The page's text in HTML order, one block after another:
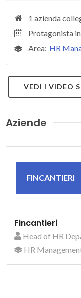
1 azienda
Protagonista
Area: HR
VEDI I VIDEO
Aziende
FINCANTIERI
Fincantieri
Head of HR
HR